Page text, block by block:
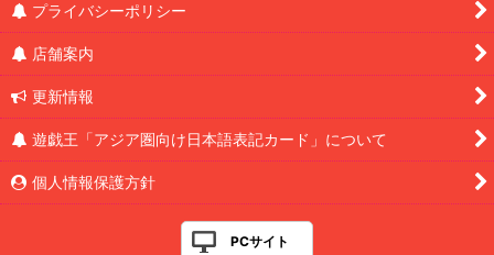
プライバシーポリシー
店舗案内
更新情報
遊戯王「アジア圏向け日本語表記カード」について
個人情報保護方針
PCサイト